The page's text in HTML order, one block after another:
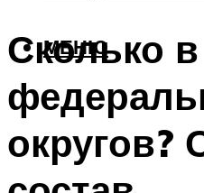
МЕНЮ
Сколько
округов?